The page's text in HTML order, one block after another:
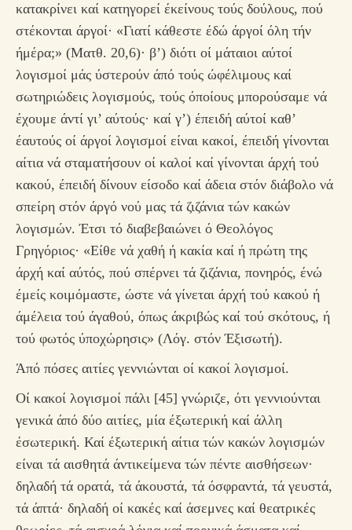
κατακρίνει καί κατηγορεί έκείνους τούς δούλους, πού
στέκονται άργοί· «Γιατί κάθεστε έδώ άργοί όλη τήν
ήμέρα;» (Ματθ. 20,6)· β’) διότι οί μάταιοι αύτοί
λογισμοί μάς ύστερούν άπό τούς ώφέλιμους καί
σωτηριώδεις λογισμούς, τούς όποίους μπορούσαμε νά
έχουμε άντί γι’ αύτούς· καί γ’) έπειδή αύτοί καθ’
έαυτούς οί άργοί λογισμοί είναι κακοί, έπειδή γίνονται
αίτια νά σταματήσουν οί καλοί καί γίνονται άρχή τού
κακού, έπειδή δίνουν είσοδο καί άδεια στόν διάβολο νά
σπείρη στόν άργό νού μας τά ζιζάνια τών κακών
λογισμών. Έτσι τό διαβεβαιώνει ό Θεολόγος
Γρηγόριος· «Είθε νά χαθή ή κακία καί ή πρώτη της
άρχή καί αύτός, πού σπέρνει τά ζιζάνια, πονηρός, ένώ
έμείς κοιμόμαστε, ώστε νά γίνεται άρχή τού κακού ή
άμέλεια τού άγαθού, όπως άκριβώς καί τού σκότους, ή
τού φωτός ύποχώρησις» (Λόγ. στόν Έξισωτή).
Άπό πόσες αιτίες γεννιώνται οί κακοί λογισμοί.
Οί κακοί λογισμοί πάλι [45] γνώριζε, ότι γεννιούνται
γενικά άπό δύο αιτίες, μία έξωτερική καί άλλη
έσωτερική. Καί έξωτερική αίτια τών κακών λογισμών
είναι τά αισθητά άντικείμενα τών πέντε αισθήσεων·
δηλαδή τά ορατά, τά άκουστά, τά όσφραντά, τά γευστά,
τά άπτά· δηλαδή οί κακές καί άσεμνες καί θεατρικές